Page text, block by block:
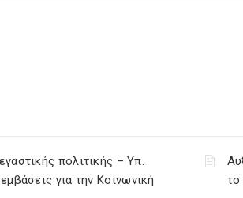
πολιτικής – Υπ.
για την Κοινωνική
το